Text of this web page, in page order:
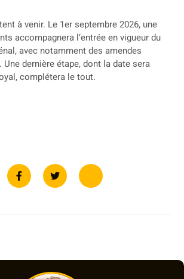
à venir. Le 1er septembre 2026, une
accompagnera l’entrée en vigueur du
avec notamment des amendes
dernière étape, dont la date sera
complétera le tout.